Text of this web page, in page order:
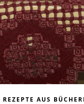
REZEPTE AUS